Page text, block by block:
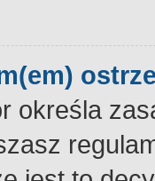
określa